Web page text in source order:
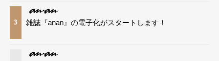
3 雑誌『anan』の電子化がスタートします！